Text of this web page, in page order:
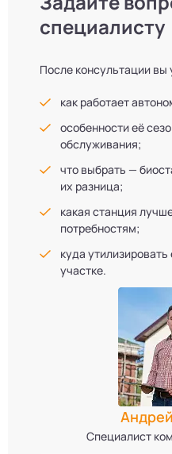
специалисту
После консультации вы
как работает
особенности её
обслуживания;
что выбрать —
их разница;
какая станция
потребностям;
куда
участке.
Специалист